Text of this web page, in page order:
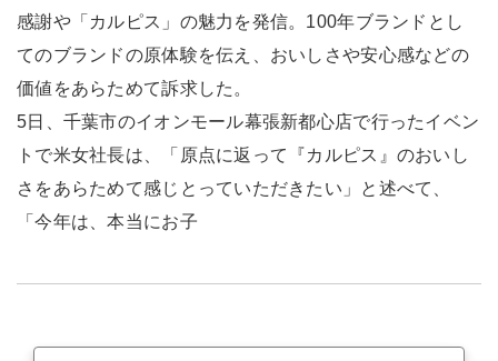
感謝や「カルピス」の魅力を発信。100年ブランドとし
てのブランドの原体験を伝え、おいしさや安心感などの
価値をあらためて訴求した。
5日、千葉市のイオンモール幕張新都心店で行ったイベン
トで米女社長は、「原点に返って『カルピス』のおいし
さをあらためて感じとっていただきたい」と述べて、
「今年は、本当にお子